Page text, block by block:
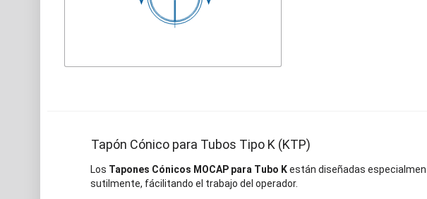
Tapón Cónico para Tubos Tipo K (KTP)
Los Tapones Cónicos MOCAP para Tubo Kestán diseñadas
sutilmente, fácilitando el trabajo del operador.